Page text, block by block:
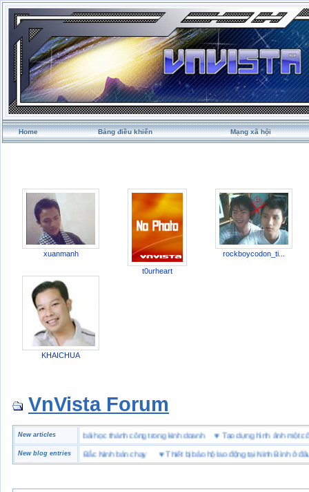
Home Bảng điều khiển Mạng xã hội
xuanmanh
t0urheart
rockboycodon_ti...
KHAICHUA
VnVista Forum
New articles
biệt” của Microsoft ♥4 bài học thành công trong kinh doanh ♥Tạo dựng hình ảnh
New blog entries
giày bảo hộ tại Bắc Ninh bán chạy♥ Thiết bị bảo hộ lao động tại Ninh Bình ở đâu